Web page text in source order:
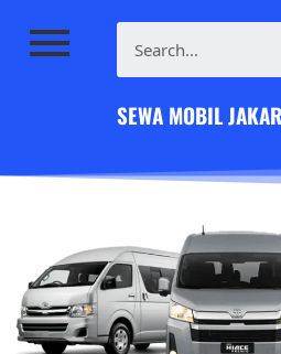
SEWA MOBIL